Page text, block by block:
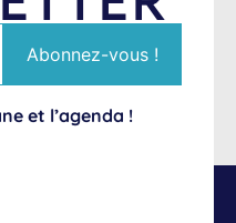
et l’agenda !